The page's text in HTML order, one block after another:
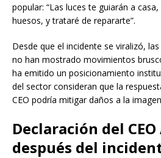
popular: “Las luces te guiarán a
huesos, y trataré de repararte”.
Desde que el incidente se viralizó,
no han mostrado movimientos
ha emitido un posicionamiento
del sector consideran que la
CEO podría mitigar daños a la
Declaración del
después del